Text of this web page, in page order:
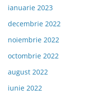
ianuarie 2023
decembrie 2022
noiembrie 2022
octombrie 2022
august 2022
iunie 2022